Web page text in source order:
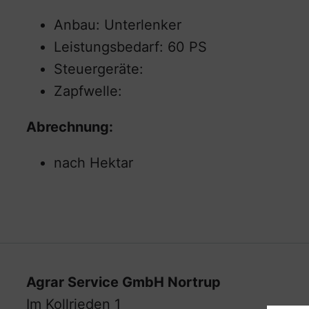
Anbau: Unterlenker
Leistungsbedarf: 60 PS
Steuergeräte:
Zapfwelle:
Abrechnung:
nach Hektar
Agrar Service GmbH Nortrup
Im Kollrieden 1